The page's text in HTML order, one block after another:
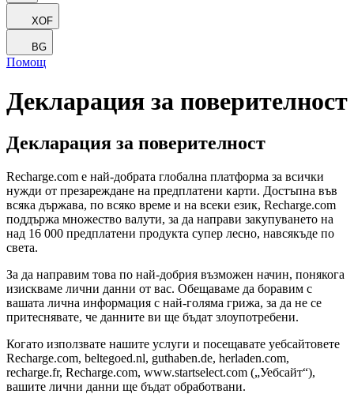
XOF
BG
Помощ
Декларация за поверителност
Декларация за поверителност
Recharge.com е най-добрата глобална платформа за всички
нужди от презареждане на предплатени карти. Достъпна във
всяка държава, по всяко време и на всеки език, Recharge.com
поддържа множество валути, за да направи закупуването на
над 16 000 предплатени продукта супер лесно, навсякъде по
света.
За да направим това по най-добрия възможен начин, понякога
изискваме лични данни от вас. Обещаваме да боравим с
вашата лична информация с най-голяма грижа, за да не се
притеснявате, че данните ви ще бъдат злоупотребени.
Когато използвате нашите услуги и посещавате уебсайтовете
Recharge.com, beltegoed.nl, guthaben.de, herladen.com,
recharge.fr, Recharge.com, www.startselect.com („Уебсайт“),
вашите лични данни ще бъдат обработвани.